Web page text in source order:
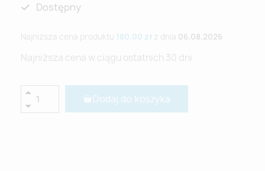
Dostępny
Najniższa cena produktu 180,00 zł z dnia 06.08.2026
Najniższa cena w ciągu ostatnich 30 dni
Dodaj do koszyka